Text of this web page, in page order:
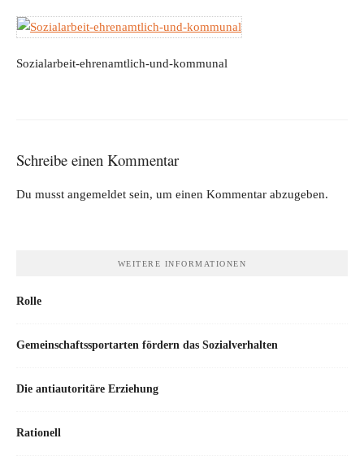
Sozialarbeit-ehrenamtlich-und-kommunal
Schreibe einen Kommentar
Du musst angemeldet sein, um einen Kommentar abzugeben.
WEITERE INFORMATIONEN
Rolle
Gemeinschaftssportarten fördern das Sozialverhalten
Die antiautoritäre Erziehung
Rationell